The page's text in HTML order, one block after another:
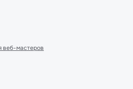
веб-мастеров